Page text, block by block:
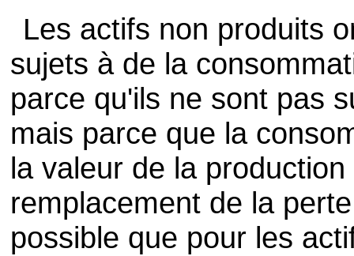
Les actifs non produits
sujets à de la
parce qu'ils ne sont pas
mais parce que la
la valeur de la
remplacement de la
possible que pour les